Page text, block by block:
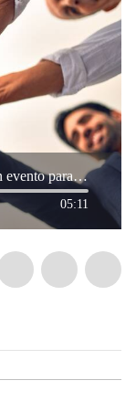
The Wellbeing Summit Bogotá: un evento para encontrar el bienestar pleno
05:11